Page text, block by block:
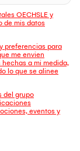
OECHSLE y
de mis datos
preferencias para
me envien
a mi medida,
lo que se alinee
del grupo
eventos y